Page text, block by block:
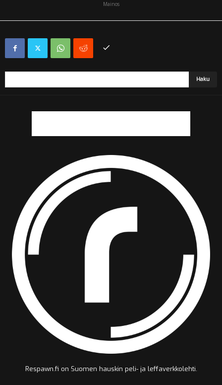
Mainos
Respawn.fi on Suomen hauskin peli- ja leffaverkkolehti.